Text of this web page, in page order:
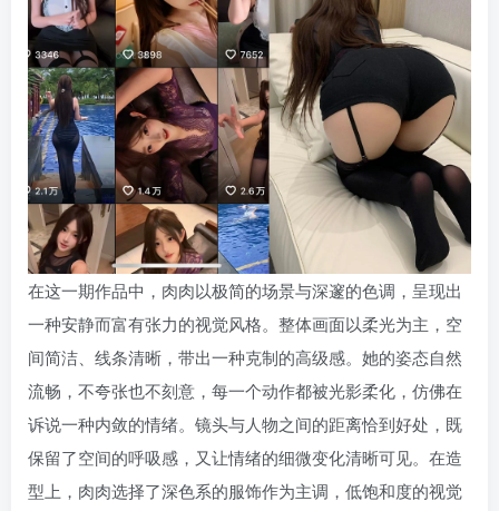
在这一期作品中，肉肉以极简的场景与深邃的色调，呈现出
一种安静而富有张力的视觉风格。整体画面以柔光为主，空
间简洁、线条清晰，带出一种克制的高级感。她的姿态自然
流畅，不夸张也不刻意，每一个动作都被光影柔化，仿佛在
诉说一种内敛的情绪。镜头与人物之间的距离恰到好处，既
保留了空间的呼吸感，又让情绪的细微变化清晰可见。在造
型上，肉肉选择了深色系的服饰作为主调，低饱和度的视觉